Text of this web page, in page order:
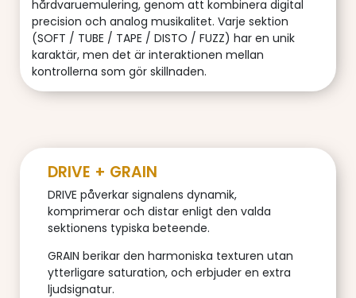
hårdvaruemulering, genom att kombinera digital
precision och analog musikalitet. Varje sektion
(SOFT / TUBE / TAPE / DISTO / FUZZ) har en unik
karaktär, men det är interaktionen mellan
kontrollerna som gör skillnaden.
DRIVE + GRAIN
DRIVE påverkar signalens dynamik,
komprimerar och distar enligt den valda
sektionens typiska beteende.
GRAIN berikar den harmoniska texturen utan
ytterligare saturation, och erbjuder en extra
ljudsignatur.